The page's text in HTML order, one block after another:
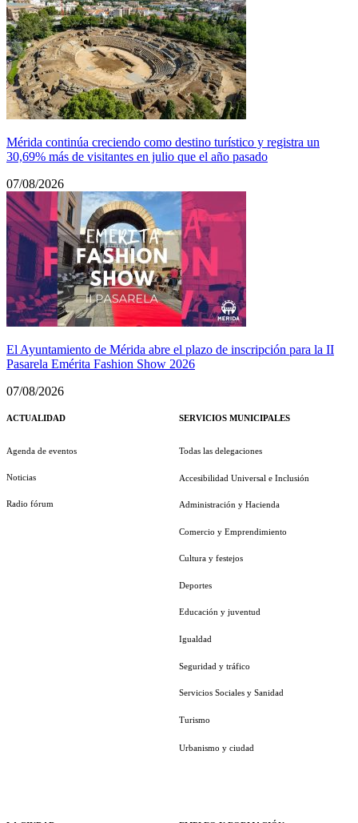
Mérida continúa creciendo como destino turístico y registra un
30,69% más de visitantes en julio que el año pasado
07/08/2026
El Ayuntamiento de Mérida abre el plazo de inscripción para la II
Pasarela Emérita Fashion Show 2026
07/08/2026
ACTUALIDAD
Agenda de eventos
Noticias
Radio fórum
SERVICIOS MUNICIPALES
Todas las delegaciones
Accesibilidad Universal e Inclusión
Administración y Hacienda
Comercio y Emprendimiento
Cultura y festejos
Deportes
Educación y juventud
Igualdad
Seguridad y tráfico
Servicios Sociales y Sanidad
Turismo
Urbanismo y ciudad